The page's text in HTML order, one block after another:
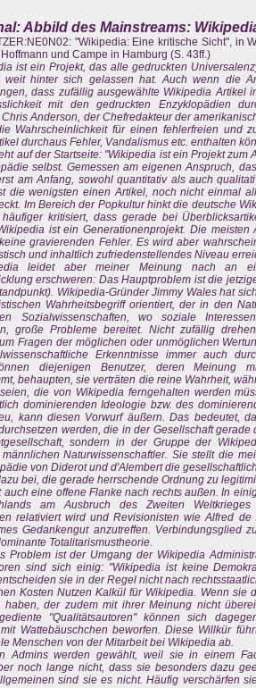
Abbild des Mainstreams:
"Wikipedia: Eine kritische Sicht", in
und Campe in Hamburg (S. 43ff.)
ist ein Projekt, das alle gedruckten
weit hinter sich gelassen hat. Auch wenn die
dass zufällig ausgewählte Wikipedia Artikel
mit den gedruckten Enzyklopädien
Anderson, der Chefredakteur der
Wahrscheinlichkeit für einen fehlerfreien und
durchaus Fehler, Vandalismus etc. enthalten
auf der Startseite: "Wikipedia ist ein Projekt
selbst. Gemessen am eigenen Anspruch,
am Anfang, sowohl quantitativ als auch
die wenigsten einen Artikel, noch nicht einmal
Im Bereich der Popkultur hinkt die deutsche
kritisiert, dass gerade bei
ist ein Generationenprojekt. Die
gravierenden Fehler. Es wird aber
und inhaltlich zufriedenstellendes Niveau
leidet aber meiner Meinung nach an
erschweren: Das Hauptproblem ist die
Wikipedia-Gründer Jimmy Wales hat
Wahrheitsbegriff orientiert, der in den
Sozialwissenschaften, wo soziale
große Probleme bereitet. Nicht zufällig
Fragen der möglichen oder unmöglichen
Erkenntnisse immer auch
diejenigen Benutzer, deren Meinung
behaupten, sie verträten die reine Wahrheit,
die von Wikipedia ferngehalten werden
dominierenden Ideologie bzw. des
kann diesen Vorwurf äußern. Das bedeutet,
werden, die in der Gesellschaft
sondern in der Gruppe der
Naturwissenschaftler. Sie stellt die
von Diderot und d'Alembert die
bei, die gerade herrschende Ordnung zu
auch eine offene Flanke nach rechts außen. In
am Ausbruch des Zweiten
relativiert wird und Revisionisten wie Alfred
Gedankengut anzutreffen. Verbindungsglied
Totalitarismustheorie.
Problem ist der Umgang der Wikipedia
sind sich einig: "Wikipedia ist keine
sie in der Regel nicht nach
Kosten Nutzen Kalkül für Wikipedia. Wenn sie
der zudem mit ihrer Meinung nicht
"Qualitätsautoren" können sich
Wattebäuschchen beworfen. Diese Willkür
Menschen von der Mitarbeit bei Wikipedia ab.
Admins werden gewählt, weil sie in einem
noch lange nicht, dass sie besonders dazu
sind sie es nicht. Häufig verschärfen